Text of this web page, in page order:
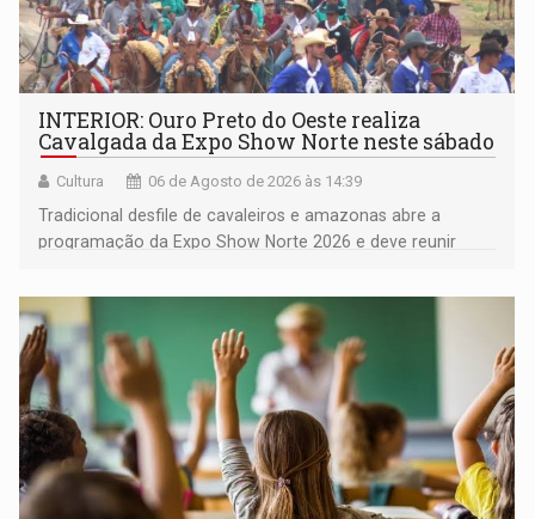
INTERIOR: Ouro Preto do Oeste realiza
Cavalgada da Expo Show Norte neste sábado
Cultura 06 de Agosto de 2026 às 14:39
Tradicional desfile de cavaleiros e amazonas abre a
programação da Expo Show Norte 2026 e deve reunir